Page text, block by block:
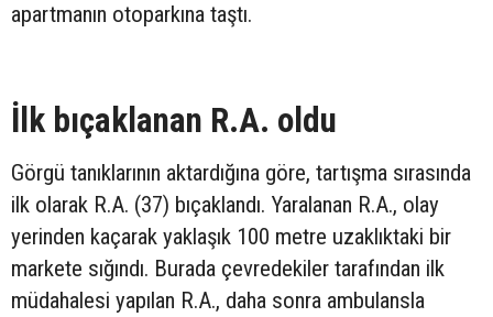
apartmanın otoparkına taştı.
İlk bıçaklanan R.A. oldu
Görgü tanıklarının aktardığına göre, tartışma sırasında
ilk olarak R.A. (37) bıçaklandı. Yaralanan R.A., olay
yerinden kaçarak yaklaşık 100 metre uzaklıktaki bir
markete sığındı. Burada çevredekiler tarafından ilk
müdahalesi yapılan R.A., daha sonra ambulansla